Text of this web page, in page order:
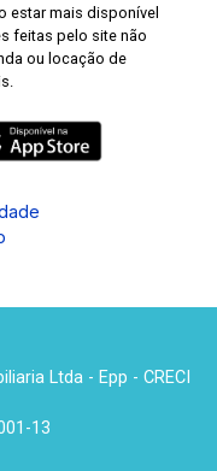
estar mais disponível
feitas pelo site não
ou locação de
Ltda - Epp - CRECI
13